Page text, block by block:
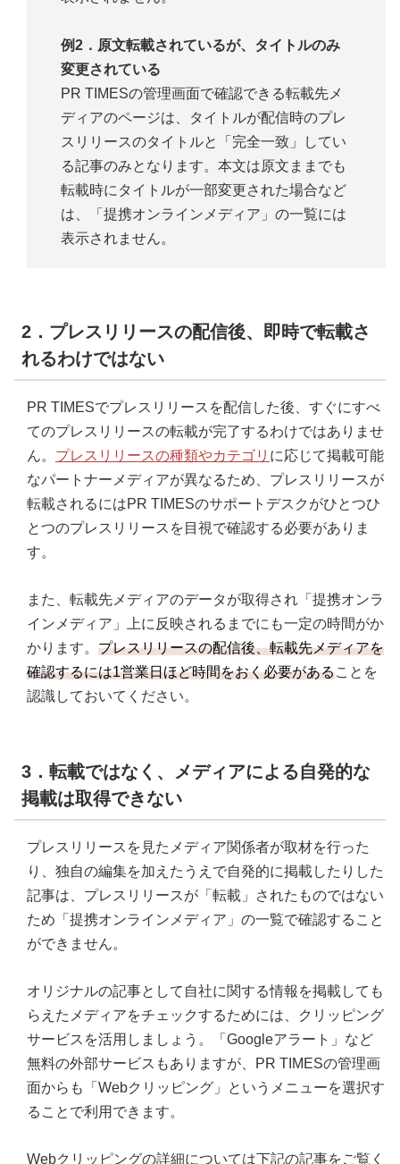
例2．原文転載されているが、タイトルのみ
変更されている
PR TIMESの管理画面で確認できる転載先メ
ディアのページは、タイトルが配信時のプレ
スリリースのタイトルと「完全一致」してい
る記事のみとなります。本文は原文ままでも
転載時にタイトルが一部変更された場合など
は、「提携オンラインメディア」の一覧には
表示されません。
2．プレスリリースの配信後、即時で転載さ
れるわけではない
PR TIMESでプレスリリースを配信した後、すぐにすべ
てのプレスリリースの転載が完了するわけではありませ
ん。 プレスリリースの種類やカテゴリ に応じて掲載可能
なパートナーメディアが異なるため、プレスリリースが
転載されるにはPR TIMESのサポートデスクがひとつひ
とつのプレスリリースを目視で確認する必要がありま
す。
また、転載先メディアのデータが取得され「提携オンラ
インメディア」上に反映されるまでにも一定の時間がか
かります。 プレスリリースの配信後、転載先メディアを
確認するには1営業日ほど時間をおく必要があることを
認識しておいてください。
3．転載ではなく、メディアによる自発的な
掲載は取得できない
プレスリリースを見たメディア関係者が取材を行った
り、独自の編集を加えたうえで自発的に掲載したりした
記事は、プレスリリースが「転載」されたものではない
ため「提携オンラインメディア」の一覧で確認すること
ができません。
オリジナルの記事として自社に関する情報を掲載しても
らえたメディアをチェックするためには、クリッピング
サービスを活用しましょう。「Googleアラート」など
無料の外部サービスもありますが、PR TIMESの管理画
面からも「Webクリッピング」というメニューを選択す
ることで利用できます。
Webクリッピングの詳細については下記の記事をご覧く